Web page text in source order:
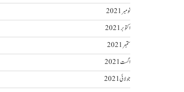
نومبر 2021
اکتوبر 2021
ستمبر 2021
اگست 2021
جولائی 2021